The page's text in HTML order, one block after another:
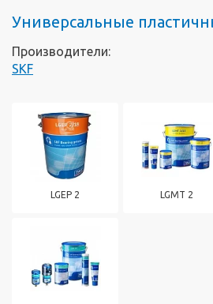
Универсальные
Производители:
SKF
LGEP 2 LGMT 2